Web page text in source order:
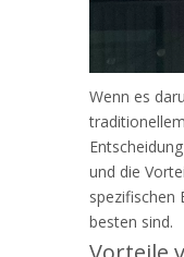
Wenn es
und die
spezifischen
besten sind.